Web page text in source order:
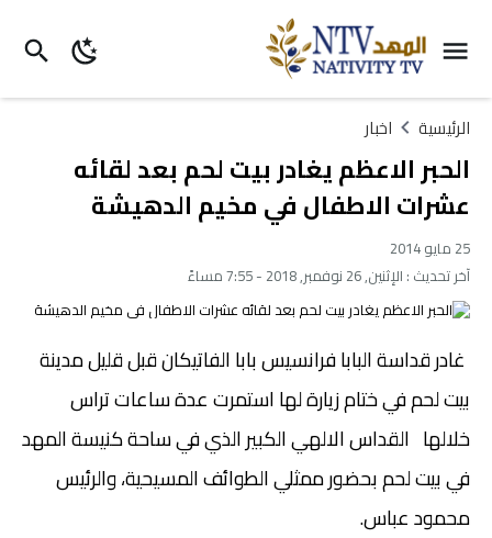
الرئيسية اخبار
الحبر الاعظم يغادر بيت لحم بعد لقائه
عشرات الاطفال في مخيم الدهيشة
25 مايو 2014
آخر تحديث : الإثنين, 26 نوفمبر, 2018 - 7:55 مساءً
غادر قداسة البابا فرانسيس بابا الفاتيكان قبل قليل مدينة
بيت لحم في ختام زيارة لها استمرت عدة ساعات تراس
خلالها القداس الالهي الكبير الذي في ساحة كنيسة المهد
في بيت لحم بحضور ممثلي الطوائف المسيحية، والرئيس
محمود عباس.